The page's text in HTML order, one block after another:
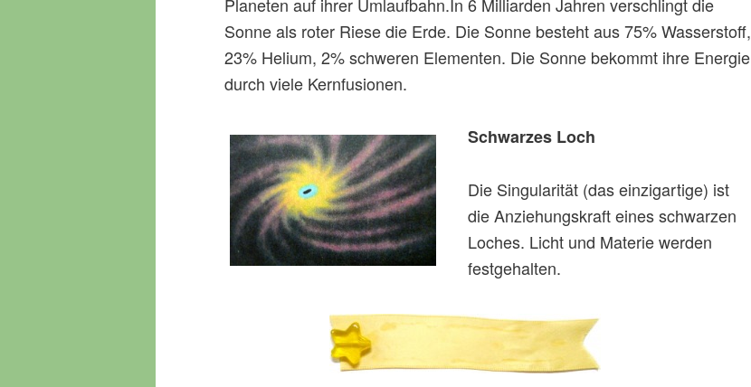
Sonne als roter Riese die Erde. Die Sonne besteht aus 75% Wasserstoff,
23% Helium, 2% schweren Elementen. Die Sonne bekommt ihre Energie
durch viele Kernfusionen.
Schwarzes Loch
Die Singularität (das einzigartige) ist
die Anziehungskraft eines schwarzen
Loches. Licht und Materie werden
festgehalten.